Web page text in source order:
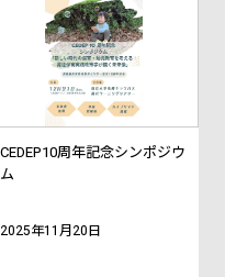
CEDEP10周年記念シンポジウ
ム
2025年11月20日